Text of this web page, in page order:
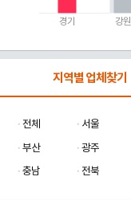
경기 강원
지역별 업체찾기
전체 서울
부산
광주
충남
전북